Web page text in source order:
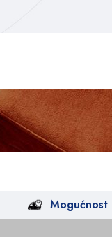
Mogućnost